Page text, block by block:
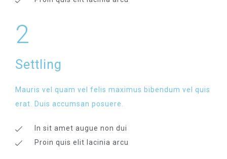
2
Settling
Mauris vel quam vel felis maximus bibendum vel quis
erat. Duis accumsan posuere.
In sit amet augue non dui
Proin quis elit lacinia arcu